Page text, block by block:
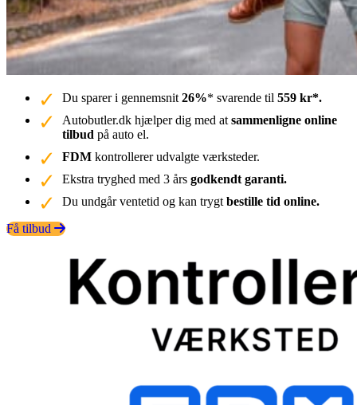
Du sparer i gennemsnit 26%* svarende til 559 kr*.
Autobutler.dk hjælper dig med at sammenligne online
tilbud på auto el.
FDM kontrollerer udvalgte værksteder.
Ekstra tryghed med 3 års godkendt garanti.
Du undgår ventetid og kan trygt bestille tid online.
Få tilbud